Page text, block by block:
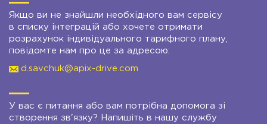
Якщо ви не знайшли необхідного вам сервісу
в списку інтеграцій або хочете отримати
розрахунок індивідуального тарифного плану,
повідомте нам про це за адресою:
d.savchuk@apix-drive.com
У вас є питання або вам потрібна допомога зі
створення зв'язку? Напишіть в нашу службу